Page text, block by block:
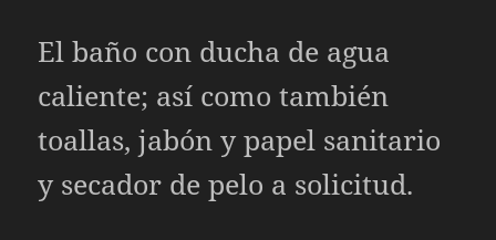
El baño con ducha de agua
caliente; así como también
toallas, jabón y papel sanitario
y secador de pelo a solicitud.